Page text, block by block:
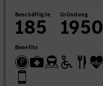
Beschäftigte
185 Gründung
1950
Benefits